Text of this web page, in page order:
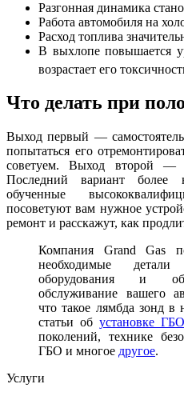
Разгонная динамика
Работа автомобиля на
Расход топлива
В выхлопе повышается
возрастает его
Что делать при
Выход первый —
попытаться его
советуем. Выход второй —
Последний вариант более
обученные
посоветуют вам нужное
ремонт и расскажут, как
Компания Grand Gas
необходимые детали
оборудования и
обслуживание вашего
что такое лямбда зонд
статьи об установке
поколений, технике
ГБО и многое другое.
Услуги